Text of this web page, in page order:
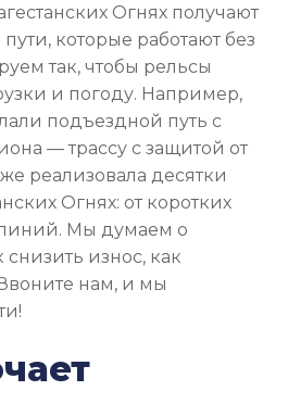
Огнях получают
которые работают без
так, чтобы рельсы
и погоду. Например,
подъездной путь с
— трассу с защитой от
реализовала десятки
Огнях: от коротких
Мы думаем о
снизить износ, как
нам, и мы